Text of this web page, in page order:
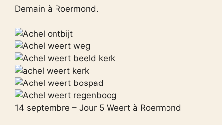
Demain à Roermond.
14 septembre – Jour 5 Weert à Roermond